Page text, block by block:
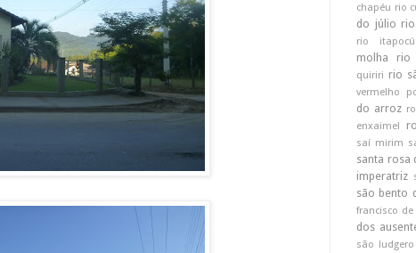
chapéu rio
do júlio
rio itapocú
molha
rio
quiriri rio
vermelho
do arroz
enxaimel
saí mirim
santa rosa
imperatriz
são bento
francisco de
dos
são ludgero